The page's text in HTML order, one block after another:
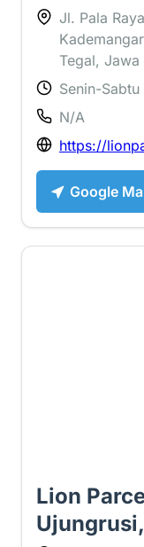
Jl. Pala
Tegal, Jawa
Senin-
N/A
https://
Google
Lion